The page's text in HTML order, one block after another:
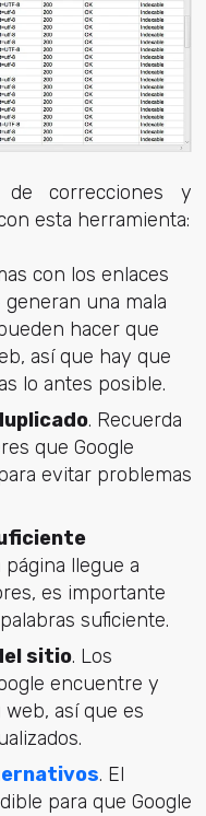
correcciones y
esta herramienta:
con los enlaces
generan una mala
hacer que
así que hay que
lo antes posible.
. Recuerda
que Google
evitar problemas
llegue a
es importante
suficiente.
sitio. Los
encuentre y
así que es
. El
para que Google